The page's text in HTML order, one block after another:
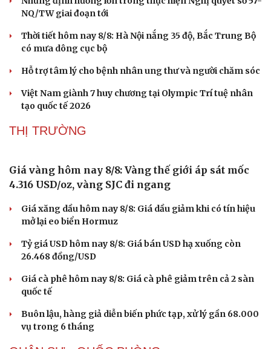
Sức khỏe
Dinh dưỡng - món ngon
Cây thuốc
Sản phụ khoa
Đời sống
Blog
NQ/TW giai đoạn tới
Thời tiết hôm nay 8/8: Hà Nội nắng 35 độ, Bắc Trung Bộ
có mưa dông cục bộ
Hỗ trợ tâm lý cho bệnh nhân ung thư và người chăm sóc
Việt Nam giành 7 huy chương tại Olympic Trí tuệ nhân
tạo quốc tế 2026
THỊ TRƯỜNG
Giá vàng hôm nay 8/8: Vàng thế giới áp sát mốc
4.316 USD/oz, vàng SJC đi ngang